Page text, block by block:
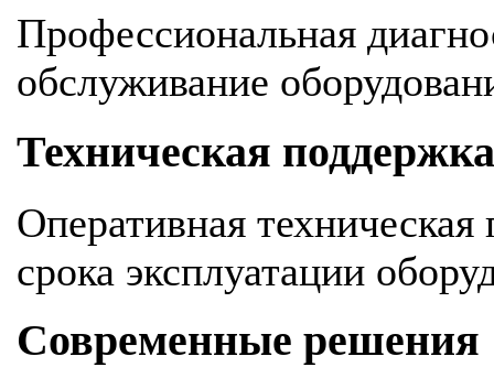
Профессиональная
обслуживание
Техническая поддержка
Оперативная техническая
срока эксплуатации
Современные решения